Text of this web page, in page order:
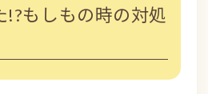
!?もしもの時の対処